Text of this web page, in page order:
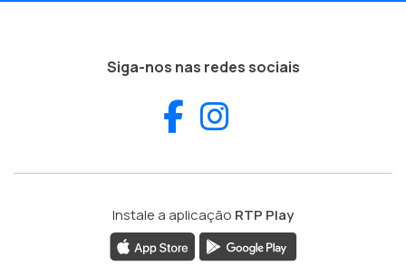
Siga-nos nas redes sociais
Facebook
Instale a aplicação RTP Play